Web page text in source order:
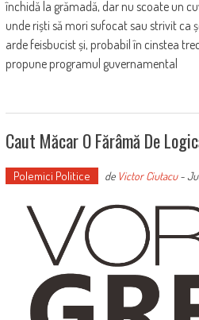
închidă la grămadă, dar nu scoate un
unde riști să mori sufocat sau strivit ca
arde feisbucist și, probabil în cinstea
propune programul guvernamental
Caut Măcar O Fărâmă De
Polemici Politice de Victor Ciutacu-